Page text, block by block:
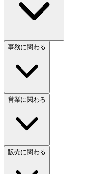
事務に関わる
営業に関わる
販売に関わる